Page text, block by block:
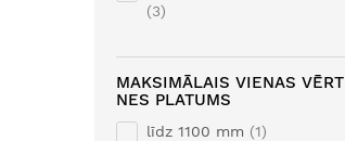
3
MAKSIMĀLAIS VIENAS VĒRT
NES PLATUMS
līdz 1100 mm
1